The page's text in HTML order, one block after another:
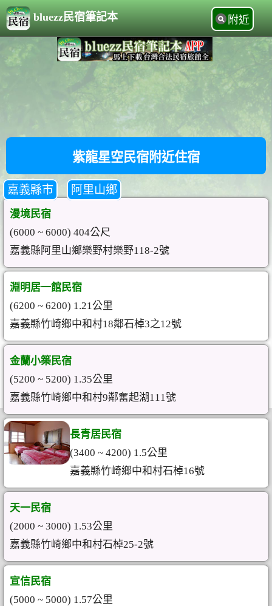
bluezz民宿筆記本 附近
紫龍星空民宿附近住宿
嘉義縣市 阿里山鄉
漫境民宿
(6000 ~ 6000) 404公尺
嘉義縣阿里山鄉樂野村樂野118-2號
淵明居一館民宿
(6200 ~ 6200) 1.21公里
嘉義縣竹崎鄉中和村18鄰石棹3之12號
金蘭小築民宿
(5200 ~ 5200) 1.35公里
嘉義縣竹崎鄉中和村9鄰奮起湖111號
長青居民宿
(3400 ~ 4200) 1.5公里
嘉義縣竹崎鄉中和村石棹16號
天一民宿
(2000 ~ 3000) 1.53公里
嘉義縣竹崎鄉中和村石棹25-2號
宣信民宿
(5000 ~ 5000) 1.57公里